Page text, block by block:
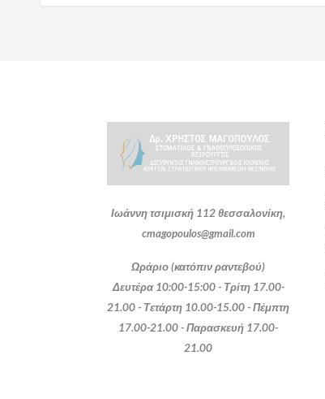
Ιωάννη τσιμισκή 112 θεσσαλονίκη,
cmagopoulos@gmail.com
Ωράριο (κατόπιν ραντεβού)
Δευτέρα 10:00-15:00 - Τρίτη 17.00-
21.00 - Τετάρτη 10.00-15.00 - Πέμπτη
17.00-21.00 - Παρασκευή 17.00-
21.00